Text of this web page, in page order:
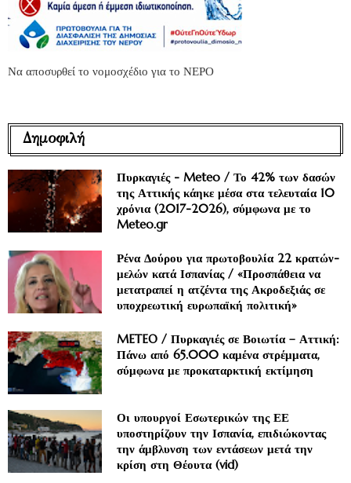
Να αποσυρθεί το νομοσχέδιο για το ΝΕΡΟ
Δημοφιλή
Πυρκαγιές - Meteo / Το 42% των δασών
της Αττικής κάηκε μέσα στα τελευταία 10
χρόνια (2017-2026), σύμφωνα με το
Meteo.gr
Ρένα Δούρου για πρωτοβουλία 22 κρατών-
μελών κατά Ισπανίας / «Προσπάθεια να
μετατραπεί η ατζέντα της Ακροδεξιάς σε
υποχρεωτική ευρωπαϊκή πολιτική»
METEO / Πυρκαγιές σε Βοιωτία – Αττική:
Πάνω από 65.000 καμένα στρέμματα,
σύμφωνα με προκαταρκτική εκτίμηση
Οι υπουργοί Εσωτερικών της ΕΕ
υποστηρίζουν την Ισπανία, επιδιώκοντας
την άμβλυνση των εντάσεων μετά την
κρίση στη Θέουτα (vid)